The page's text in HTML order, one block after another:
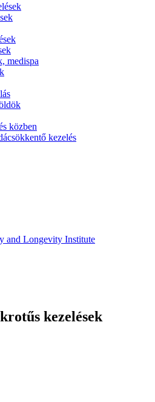
medispa
közben
kezelés
kezelések